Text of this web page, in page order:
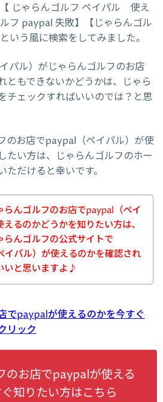
じゃらんゴルフ ペイパル 使え
フ paypal 失敗】【じゃらんゴル
う風に検索をしてみました。
パル）がじゃらんゴルフのお店
ともできないかどうかは、じゃら
チェックすればいいのでは？と思
のお店でpaypal（ペイパル）が使
たい方は、じゃらんゴルフのホー
だけると幸いです。
らんゴルフのお店でpaypal（ペイ
えるのかどうかを知りたい方は、
らんゴルフの公式サイトで
イパル）が使えるのかを確認され
いと思いますよ♪
でpaypalが使えるのかを今すぐ
リック
のお店でpaypalが使える
知りたい方はこちら